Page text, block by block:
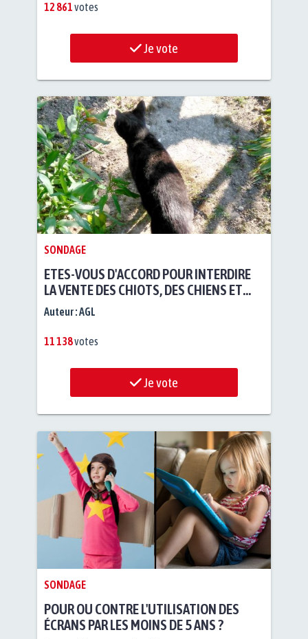
12 861votes
Je vote
SONDAGE
ETES-VOUS D'ACCORD POUR INTERDIRE
LA VENTE DES CHIOTS, DES CHIENS ET
DES CHATS EN LIGNE, SUR TOUS LES
Auteur :AGL
11 138votes
Je vote
SONDAGE
POUR OU CONTRE L'UTILISATION DES
ÉCRANS PAR LES MOINS DE 5 ANS ?